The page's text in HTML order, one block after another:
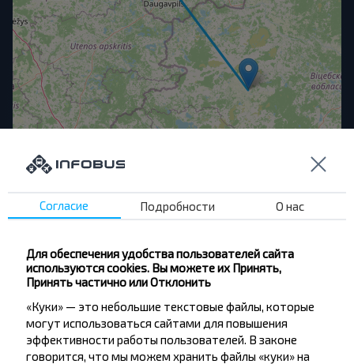
Популярные направления в город
Плявиняс
Минск
Плявиняс
Купить
Шарковщина
Плявиняс
Купить
Согласие Подробности О нас
Для обеспечения удобства пользователей сайта
используются cookies. Вы можете их Принять,
Принять частично или Отклонить
«Куки» — это небольшие текстовые файлы, которые
могут использоваться сайтами для повышения
эффективности работы пользователей. В законе
говорится, что мы можем хранить файлы «куки» на